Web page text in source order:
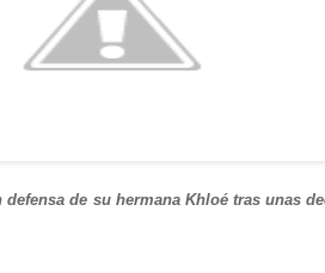
de su hermana Khloé tras unas